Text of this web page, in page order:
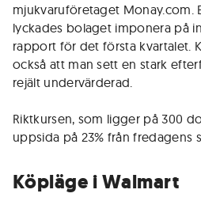
mjukvaruföretaget Monay.com.
lyckades bolaget imponera på
rapport för det första kvartalet.
också att man sett en stark
rejält undervärderad.
Riktkursen, som ligger på 300
uppsida på 23% från fredagens
Köpläge i Walmart